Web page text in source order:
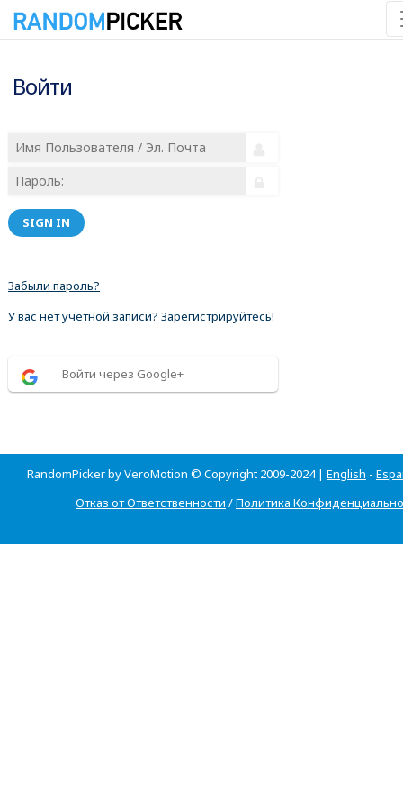
Войти
SIGN IN
Забыли пароль?
У вас нет учетной записи? Зарегистрируйтесь!
Войти через Google+
RandomPicker by VeroMotion © Copyright 2009-2024 | English -
Отказ от Ответственности /Политика